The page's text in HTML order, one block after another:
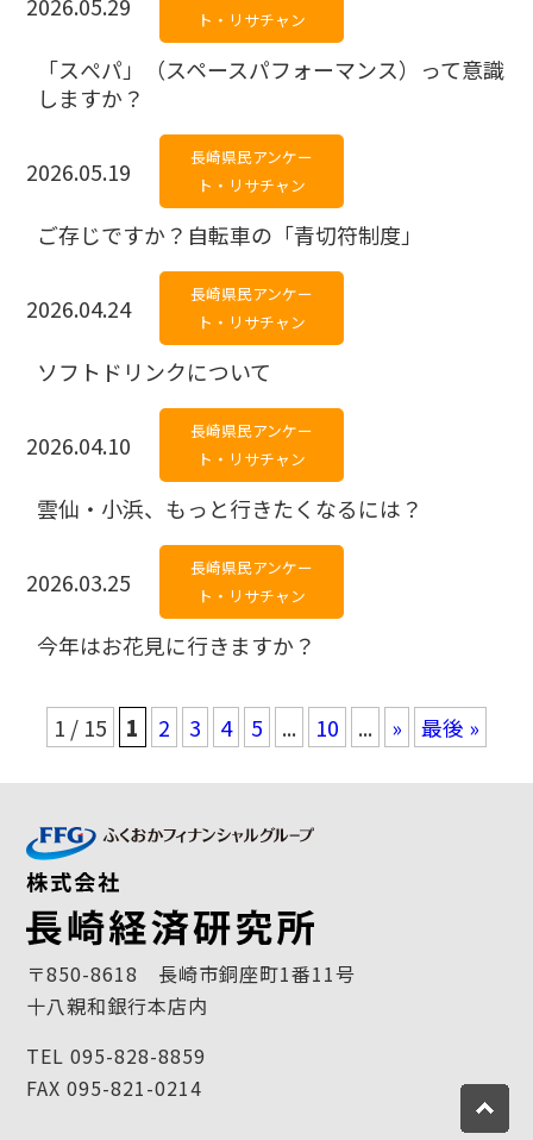
ト・リサチャン
「スぺパ」（スペースパフォーマンス）って意識
しますか？
2026.05.19
長崎県民アンケー
ト・リサチャン
ご存じですか？自転車の「青切符制度」
2026.04.24
長崎県民アンケー
ト・リサチャン
ソフトドリンクについて
2026.04.10
長崎県民アンケー
ト・リサチャン
雲仙・小浜、もっと行きたくなるには？
2026.03.25
長崎県民アンケー
ト・リサチャン
今年はお花見に行きますか？
1 / 15 1 2 3 4 5 ... 10 ... » 最後 »
〒850-8618 長崎市銅座町1番11号
十八親和銀行本店内
TEL 095-828-8859
FAX 095-821-0214